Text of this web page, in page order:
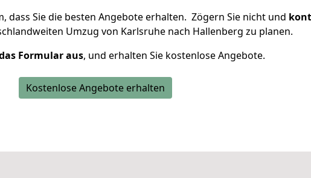
dass Sie die besten Angebote erhalten. Zögern Sie nicht und
Umzug von Karlsruhe nach Hallenberg zu planen.
Formular aus, und erhalten Sie kostenlose Angebote.
Kostenlose Angebote erhalten